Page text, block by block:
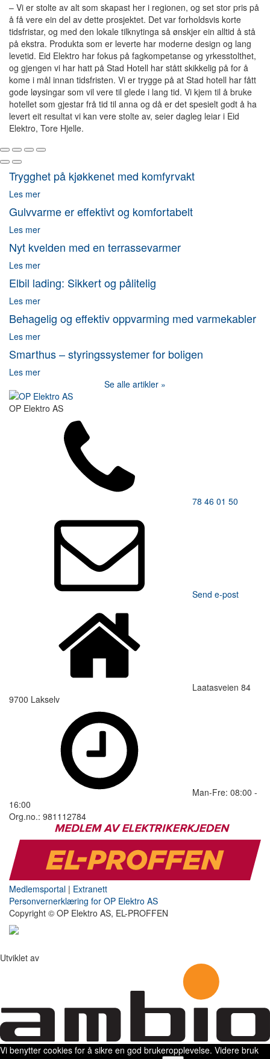
– Vi er stolte av alt som skapast her i regionen, og set stor pris på
å få vere ein del av dette prosjektet. Det var forholdsvis korte
tidsfristar, og med den lokale tilknytinga så ønskjer ein alltid å stå
på ekstra. Produkta som er leverte har moderne design og lang
levetid. Eid Elektro har fokus på fagkompetanse og yrkesstolthet,
og gjengen vi har hatt på Stad Hotell har stått skikkelig på for å
kome i mål innan tidsfristen. Vi er trygge på at Stad hotell har fått
gode løysingar som vil vere til glede i lang tid. Vi kjem til å bruke
hotellet som gjestar frå tid til anna og då er det spesielt godt å ha
levert eit resultat vi kan vere stolte av, seier dagleg leiar i Eid
Elektro, Tore Hjelle.
Trygghet på kjøkkenet med komfyrvakt
Les mer
Gulvvarme er effektivt og komfortabelt
Les mer
Nyt kvelden med en terrassevarmer
Les mer
Elbil lading: Sikkert og pålitelig
Les mer
Behagelig og effektiv oppvarming med varmekabler
Les mer
Smarthus – styringssystemer for boligen
Les mer
Se alle artikler »
OP Elektro AS
78 46 01 50
Send e-post
Laatasveien 84
9700 Lakselv
Man-Fre: 08:00 -
16:00
Org.no.: 981112784
Medlemsportal | Extranett
Personvernerklæring for OP Elektro AS
Copyright © OP Elektro AS, EL-PROFFEN
Utviklet av
Vi benytter cookies for å sikre en god brukeropplevelse. Videre bruk